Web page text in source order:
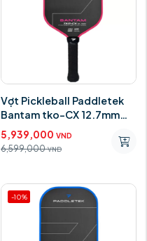
Vợt Pickleball Paddletek
Bantam tko-CX 12.7mm
Pink
5,939,000 VND
6,599,000 VND
-10%